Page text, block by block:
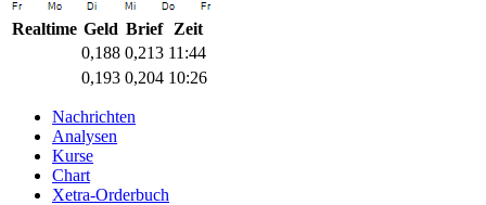
Realtime Geld Brief
Zeit
0,188 0,213 11:44
0,193 0,204 10:26
Nachrichten
Analysen
Kurse
Chart
Xetra-Orderbuch